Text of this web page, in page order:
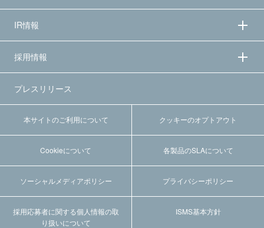
IR情報
採用情報
プレスリリース
本サイトのご利用について クッキーのオプトアウト
Cookieについて 各製品のSLAについて
ソーシャルメディアポリシー プライバシーポリシー
採用応募者に関する個人情報の取
り扱いについて
ISMS基本方針